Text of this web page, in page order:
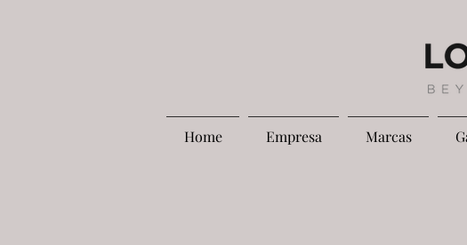
Home Empresa Marcas